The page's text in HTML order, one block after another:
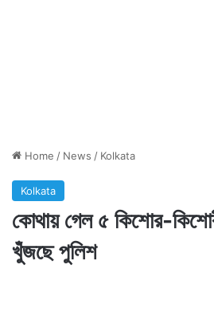
Home / News / Kolkata
Kolkata
কোথায় গেল ৫ কিশোর-
খুঁজছে পুলিশ